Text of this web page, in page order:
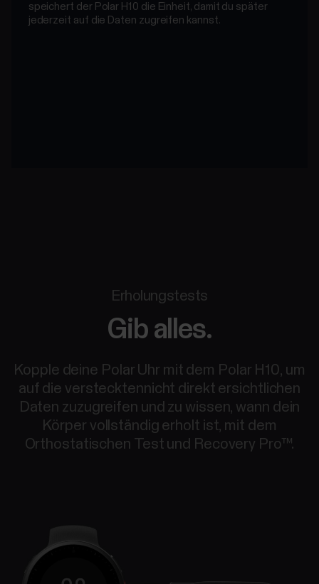
speichert der Polar H10 die Einheit, damit du später
jederzeit auf die Daten zugreifen kannst.
Erholungstests
Gib alles.
Kopple deine Polar Uhr mit dem Polar H10, um
auf die verstecktennicht direkt ersichtlichen
Daten zuzugreifen und zu wissen, wann dein
Körper vollständig erholt ist, mit dem
Orthostatischen Test und Recovery Pro™.